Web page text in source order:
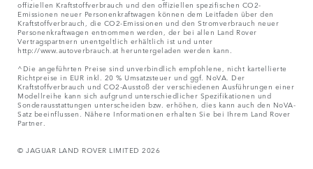
offiziellen Kraftstoffverbrauch und den offiziellen spezifischen CO2-
Emissionen neuer Personenkraftwagen können dem Leitfaden über den
Kraftstoffverbrauch, die CO2-Emissionen und den Stromverbrauch neuer
Personenkraftwagen entnommen werden, der bei allen Land Rover
Vertragspartnern unentgeltlich erhältlich ist und unter
http://www.autoverbrauch.at heruntergeladen werden kann.
^Die angeführten Preise sind unverbindlich empfohlene, nicht kartellierte
Richtpreise in EUR inkl. 20 % Umsatzsteuer und ggf. NoVA. Der
Kraftstoffverbrauch und CO2-Ausstoß der verschiedenen Ausführungen einer
Modellreihe kann sich aufgrund unterschiedlicher Spezifikationen und
Sonderausstattungen unterscheiden bzw. erhöhen, dies kann auch den NoVA-
Satz beeinflussen. Nähere Informationen erhalten Sie bei Ihrem Land Rover
Partner.
© JAGUAR LAND ROVER LIMITED 2026